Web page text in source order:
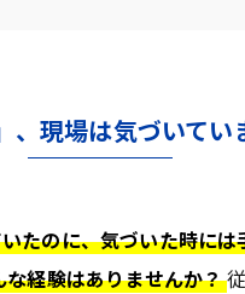
、現場は気づいてい
たのに、気づいた時には
経験はありませんか？